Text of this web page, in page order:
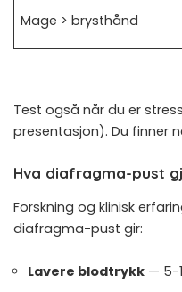
Mage > brysthånd
Test også når du er
presentasjon). Du finner
Hva diafragma-pust
Forskning og klinisk
diafragma-pust gir:
Lavere blodtrykk — 5-